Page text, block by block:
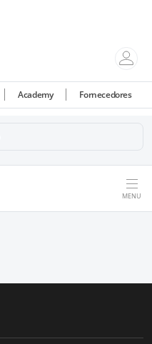
Academy Fornecedores
MENU